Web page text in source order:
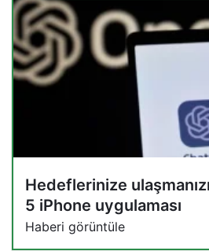
Hedeflerinize
5 iPhone uygulaması
Haberi görüntüle